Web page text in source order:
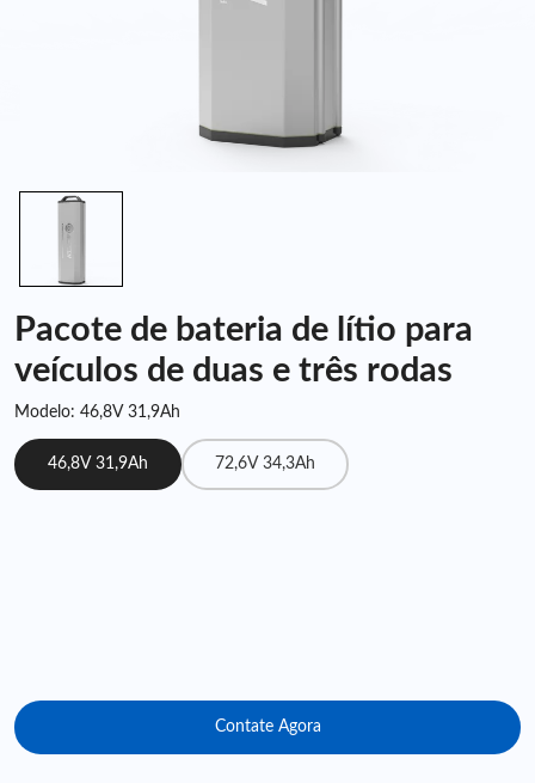
Pacote de bateria de lítio para
veículos de duas e três rodas
Modelo: 46,8V 31,9Ah
46,8V 31,9Ah 72,6V 34,3Ah
Contate Agora